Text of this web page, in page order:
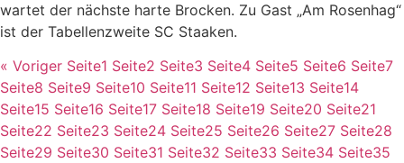
wartet der nächste harte Brocken. Zu Gast „Am Rosenhag“
ist der Tabellenzweite SC Staaken.
« Voriger Seite1 Seite2 Seite3 Seite4 Seite5 Seite6 Seite7
Seite8 Seite9 Seite10 Seite11 Seite12 Seite13 Seite14
Seite15 Seite16 Seite17 Seite18 Seite19 Seite20 Seite21
Seite22 Seite23 Seite24 Seite25 Seite26 Seite27 Seite28
Seite29 Seite30 Seite31 Seite32 Seite33 Seite34 Seite35